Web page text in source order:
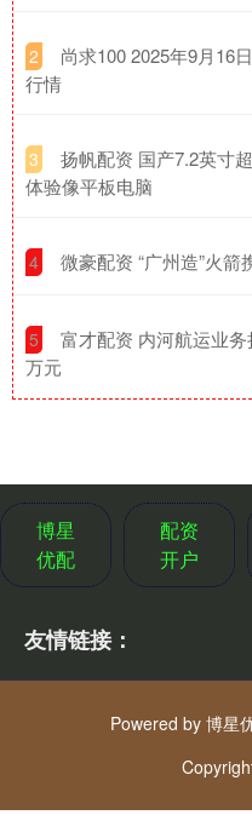
2
尚求100 2025年9月16
行情
3
扬帆配资 国产7.2英寸
体验像平板电脑
4 微豪配资 “广州造”火
5
富才配资 内河航运业
万元
博星
优配
配资
开户
友情链接：
Powered by 博星